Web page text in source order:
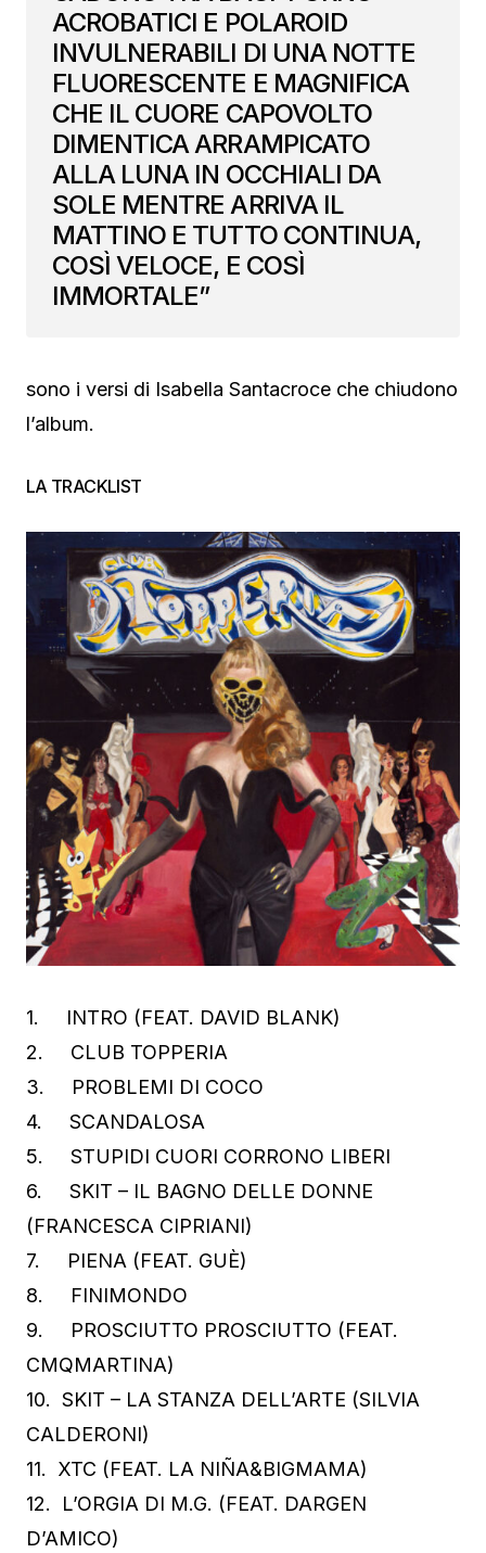
ACROBATICI E POLAROID
INVULNERABILI DI UNA NOTTE
FLUORESCENTE E MAGNIFICA
CHE IL CUORE CAPOVOLTO
DIMENTICA ARRAMPICATO
ALLA LUNA IN OCCHIALI DA
SOLE MENTRE ARRIVA IL
MATTINO E TUTTO CONTINUA,
COSÌ VELOCE, E COSÌ
IMMORTALE”
sono i versi di Isabella Santacroce che chiudono
l’album.
LA TRACKLIST
1. INTRO (FEAT. DAVID BLANK)
2. CLUB TOPPERIA
3. PROBLEMI DI COCO
4. SCANDALOSA
5. STUPIDI CUORI CORRONO LIBERI
6. SKIT – IL BAGNO DELLE DONNE
(FRANCESCA CIPRIANI)
7. PIENA (FEAT. GUÈ)
8. FINIMONDO
9. PROSCIUTTO PROSCIUTTO (FEAT.
CMQMARTINA)
10. SKIT – LA STANZA DELL’ARTE (SILVIA
CALDERONI)
11. XTC (FEAT. LA NIÑA&BIGMAMA)
12. L’ORGIA DI M.G. (FEAT. DARGEN
D’AMICO)